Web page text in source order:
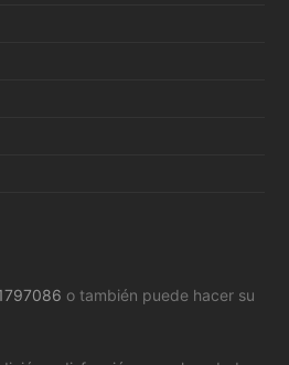
o también puede hacer su